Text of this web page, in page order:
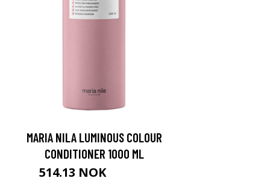
MARIA NILA LUMINOUS COLOUR
CONDITIONER 1000 ML
514.13 NOK